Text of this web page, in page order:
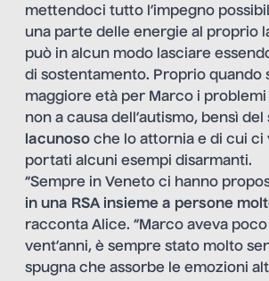
mettendoci tutto l’impegno
una parte delle energie al proprio
può in alcun modo lasciare
di sostentamento. Proprio quando
maggiore età per Marco i
non a causa dell’autismo, bensì del
lacunoso che lo attornia e di cui ci
portati alcuni esempi disarmanti.
“Sempre in Veneto ci hanno
in una RSA insieme a persone
racconta Alice. “Marco aveva
vent’anni, è sempre stato molto
spugna che assorbe le emozioni